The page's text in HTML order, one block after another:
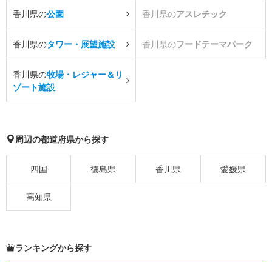
香川県の公園 香川県のアスレチック
香川県のタワー・展望施設 香川県のフードテーマパーク
香川県の牧場・レジャー＆リ
ゾート施設
周辺の都道府県から探す
四国 徳島県 香川県 愛媛県
高知県
ランキングから探す